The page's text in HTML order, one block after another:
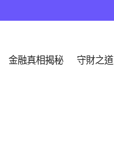
金融真相揭秘 守財之道